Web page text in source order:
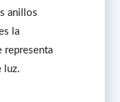
anillos
la
representa
luz.